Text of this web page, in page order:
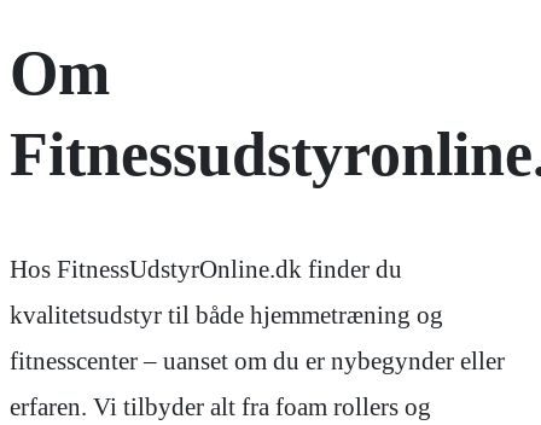
Om
Hos FitnessUdstyrOnline.dk finder du
kvalitetsudstyr til både hjemmetræning og
fitnesscenter – uanset om du er nybegynder eller
erfaren. Vi tilbyder alt fra foam rollers og